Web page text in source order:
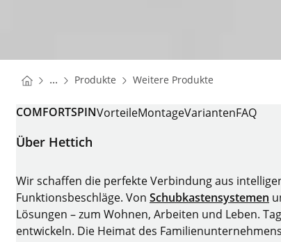
You are here:
Startseite
... Produkte Startseite
Weitere Produkte
COMFORTSPINVorteileMontageVariantenFAQ
Über Hettich
Wir schaffen die perfekte Verbindung aus
Funktionsbeschläge. Von Schubkastensystemen
Lösungen – zum Wohnen, Arbeiten und Leben.
entwickeln. Die Heimat des